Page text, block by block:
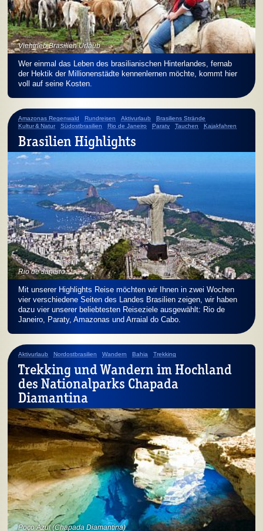
Viehtrieb Brasilien Urlaub
Wer einmal das Leben des brasilianischen Hinterlandes, fernab
der Hektik der Millionenstädte kennenlernen möchte, kommt hier
voll auf seine Kosten.
Amazonas Regenwald Rundreisen Aktivurlaub
Brasiliens Strände
Kultur & Natur
Südostbrasilien Rio de Janeiro Paraty Tauchen Kajakfahren
Brasilien Highlights
Rio de Janeiro
Mit unserer Highlights Reise möchten wir Ihnen in zwei Wochen
vier verschiedene Seiten des Landes Brasilien zeigen, wir haben
dazu vier unserer beliebtesten Reiseziele ausgewählt: Rio de
Janeiro, Paraty, Amazonas und Arraial do Cabo.
Aktivurlaub Nordostbrasilien Wandern Bahia Trekking
Trekking und Wandern im Hochland
des National­parks Chapada
Diamantina
Poço Azul (Chapada Diamantina)